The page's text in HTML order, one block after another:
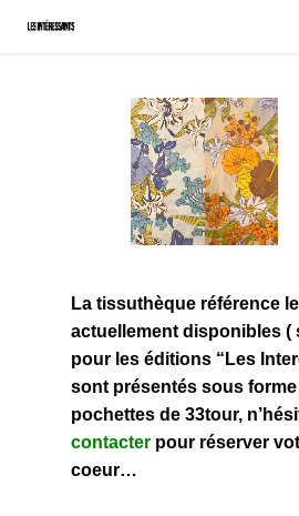
La tissuthèque référence
actuellement disponibles (
pour les éditions “Les
sont présentés sous
pochettes de 33tour,
contacter pour réserver
coeur…